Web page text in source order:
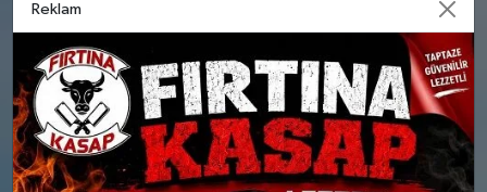
Parçalı Bulutlu
Nem: %76
Rüzgar: 12 km/h
Güneşli
Nem: %64
Rüzgar: 12 km/h
Reklam